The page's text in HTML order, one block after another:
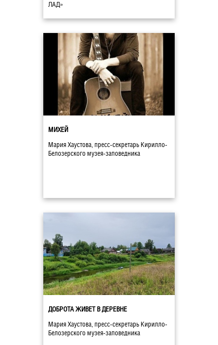
ЛАД»
МИХЕЙ
Мария Хаустова, пресс-секретарь Кирилло-
Белозерского музея-заповедника
ДОБРОТА ЖИВЕТ В ДЕРЕВНЕ
Мария Хаустова, пресс-секретарь Кирилло-
Белозерского музея-заповедника